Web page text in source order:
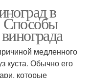
в
Способы
медленного
куста. Обычно его
которые